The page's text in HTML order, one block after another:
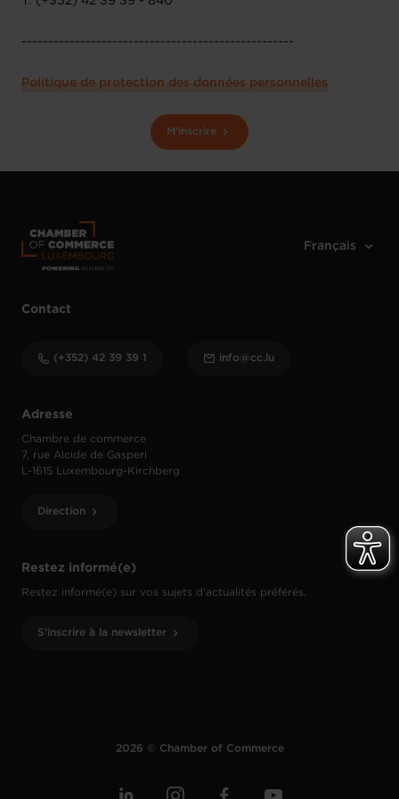
---------------------------------------------------
Politique de protection des données personnelles
M'inscrire
Restez informé(e)
Restez informé(e) sur vos sujets d’actualités préférés.
S'inscrire à la newsletter
Adresse
Chambre de commerce
7, rue Alcide de Gasperi
L-1615 Luxembourg-Kirchberg
Direction
Contact
(+352) 42 39 39 1 info@cc.lu
2026 © Chamber of Commerce